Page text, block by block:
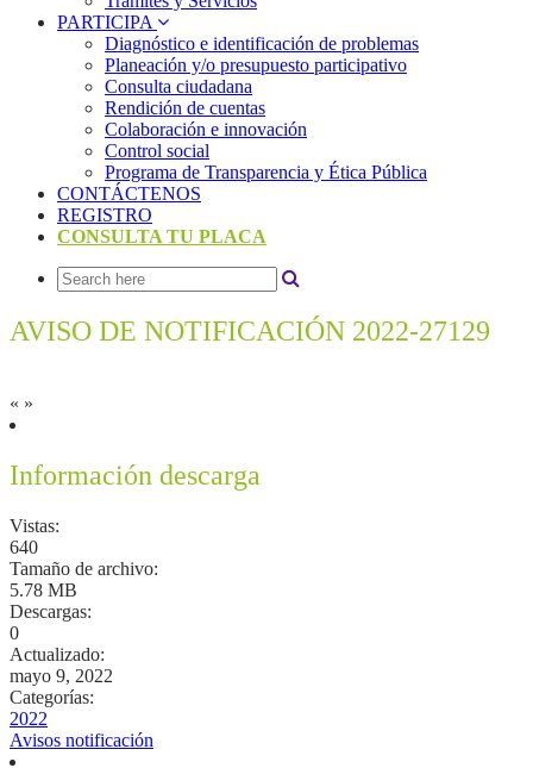
PARTICIPA
Diagnóstico e identificación de problemas
Planeación y/o presupuesto participativo​
Consulta ciudadana
Rendición de cuentas
Colaboración e innovación
Control social
Programa de Transparencia y Ética Pública
CONTÁCTENOS
REGISTRO
CONSULTA TU PLACA
AVISO DE NOTIFICACIÓN 2022-27129
« »
Información descarga
Vistas:
640
Tamaño de archivo:
5.78 MB
Descargas:
0
Actualizado:
mayo 9, 2022
Categorías:
2022
Avisos notificación